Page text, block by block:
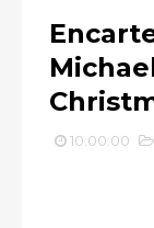
10:00:00